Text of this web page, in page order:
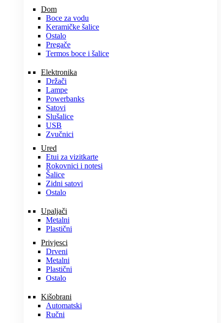
Dom
Boce za vodu
Keramičke šalice
Ostalo
Pregače
Termos boce i šalice
Elektronika
Držači
Lampe
Powerbanks
Satovi
Slušalice
USB
Zvučnici
Ured
Etui za vizitkarte
Rokovnici i notesi
Šalice
Zidni satovi
Ostalo
Upaljači
Metalni
Plastični
Privjesci
Drveni
Metalni
Plastični
Ostalo
Kišobrani
Automatski
Ručni